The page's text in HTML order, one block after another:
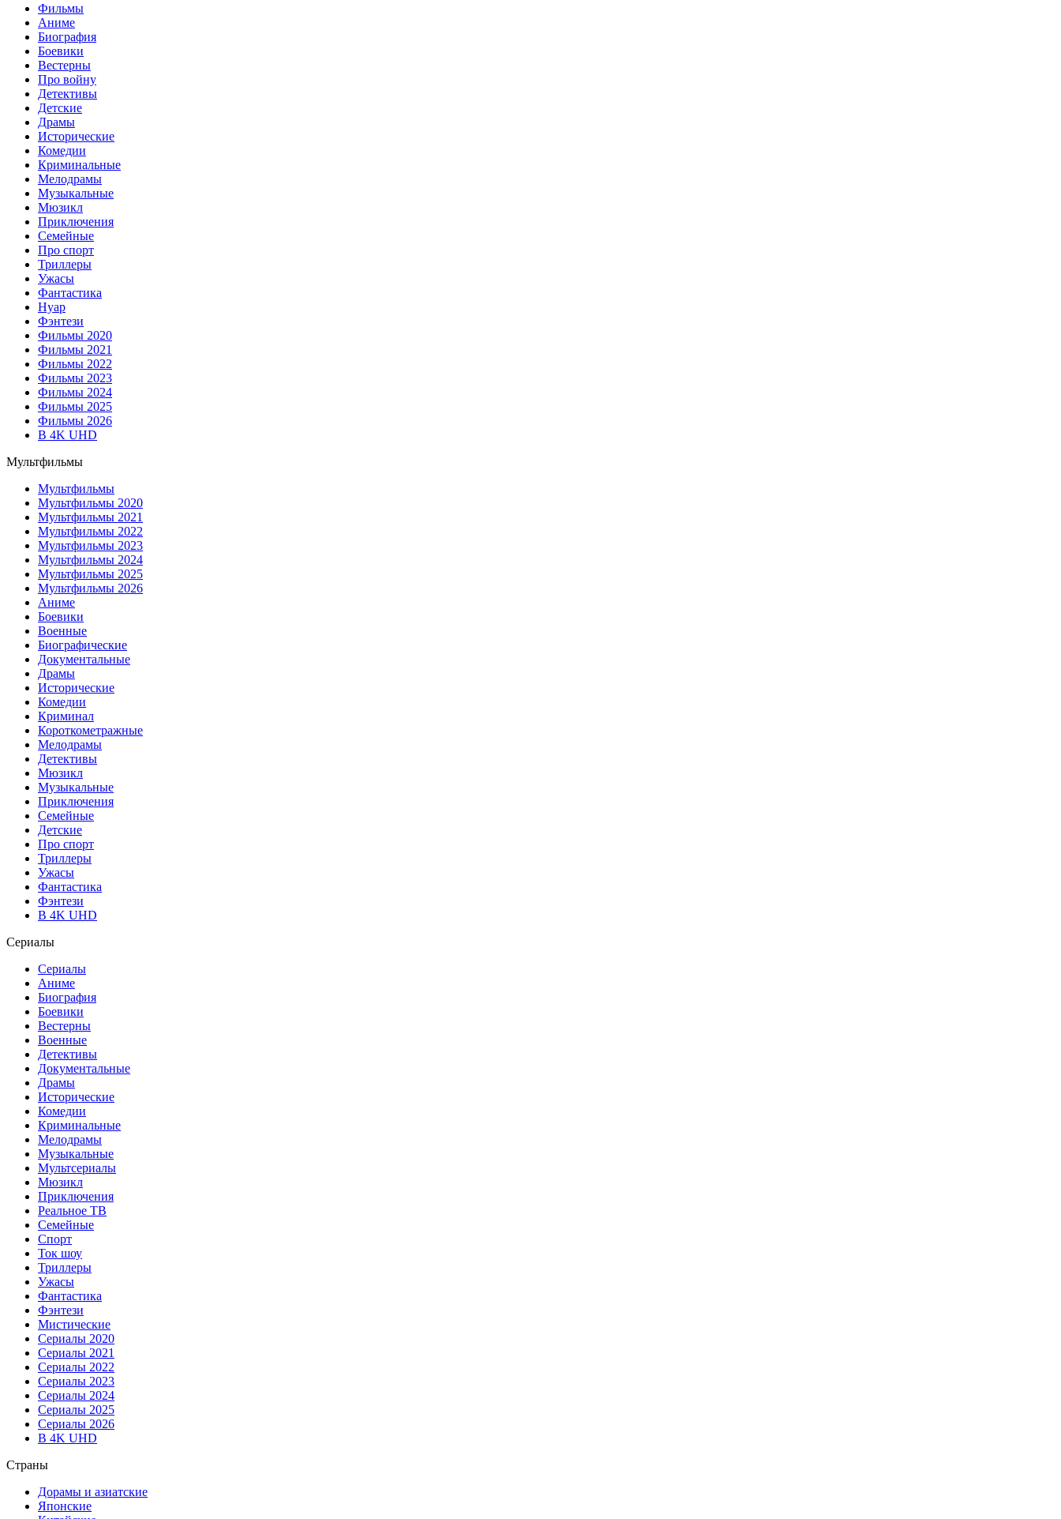
Фильмы
Аниме
Биография
Боевики
Вестерны
Про войну
Детективы
Детские
Драмы
Исторические
Комедии
Криминальные
Мелодрамы
Музыкальные
Мюзикл
Приключения
Семейные
Про спорт
Триллеры
Ужасы
Фантастика
Нуар
Фэнтези
Фильмы 2020
Фильмы 2021
Фильмы 2022
Фильмы 2023
Фильмы 2024
Фильмы 2025
Фильмы 2026
В 4K UHD
Мультфильмы
Мультфильмы
Мультфильмы 2020
Мультфильмы 2021
Мультфильмы 2022
Мультфильмы 2023
Мультфильмы 2024
Мультфильмы 2025
Мультфильмы 2026
Аниме
Боевики
Военные
Биографические
Документальные
Драмы
Исторические
Комедии
Криминал
Короткометражные
Мелодрамы
Детективы
Мюзикл
Музыкальные
Приключения
Семейные
Детские
Про спорт
Триллеры
Ужасы
Фантастика
Фэнтези
В 4K UHD
Сериалы
Сериалы
Аниме
Биография
Боевики
Вестерны
Военные
Детективы
Документальные
Драмы
Исторические
Комедии
Криминальные
Мелодрамы
Музыкальные
Мультсериалы
Мюзикл
Приключения
Реальное ТВ
Семейные
Спорт
Ток шоу
Триллеры
Ужасы
Фантастика
Фэнтези
Мистические
Сериалы 2020
Сериалы 2021
Сериалы 2022
Сериалы 2023
Сериалы 2024
Сериалы 2025
Сериалы 2026
В 4K UHD
Страны
Дорамы и азиатские
Японские